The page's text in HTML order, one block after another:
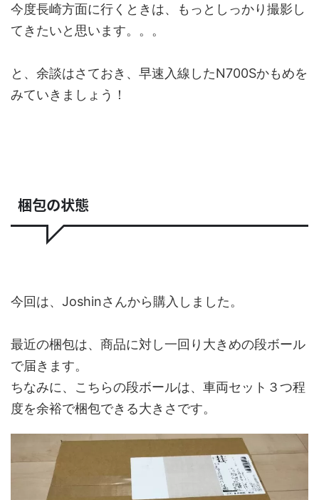
今度長崎方面に行くときは、もっとしっかり撮影し
てきたいと思います。。。
と、余談はさておき、早速入線したN700Sかもめを
みていきましょう！
梱包の状態
今回は、Joshinさんから購入しました。
最近の梱包は、商品に対し一回り大きめの段ボール
で届きます。
ちなみに、こちらの段ボールは、車両セット３つ程
度を余裕で梱包できる大きさです。